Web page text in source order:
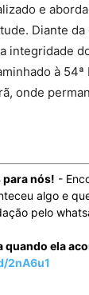
e
Diante
integridade
à
onde
para nós! -
algo e
pelo
quando ela
2nA6u1